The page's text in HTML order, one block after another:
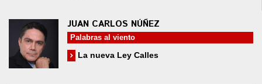
JUAN CARLOS NÚÑEZ
Palabras al viento
La nueva Ley Calles